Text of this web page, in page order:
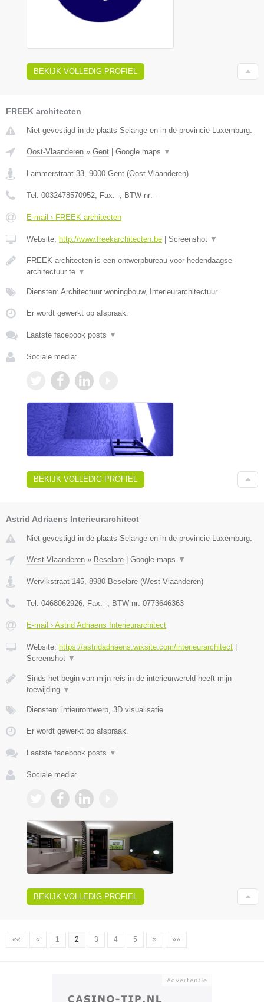
BEKIJK VOLLEDIG PROFIEL
FREEK architecten
Niet gevestigd in de plaats Selange en in de provincie Luxemburg.
Oost-Vlaanderen » Gent Google maps ▼
Lammerstraat 33, 9000 Gent (Oost-Vlaanderen)
Tel: 0032478570952, Fax: -, BTW-nr: -
E-mail › FREEK architecten
Website: http://www.freekarchitecten.be Screenshot ▼
FREEK architecten is een ontwerpbureau voor hedendaagse
architectuur te ▼
Diensten: Architectuur woningbouw, Interieurarchitectuur
Er wordt gewerkt op afspraak.
Laatste facebook posts ▼
Sociale media:
BEKIJK VOLLEDIG PROFIEL
Astrid Adriaens Interieurarchitect
Niet gevestigd in de plaats Selange en in de provincie Luxemburg.
West-Vlaanderen » Beselare Google maps ▼
Wervikstraat 145, 8980 Beselare (West-Vlaanderen)
Tel: 0468062926, Fax: -, BTW-nr: 0773646363
E-mail › Astrid Adriaens Interieurarchitect
Website: https://astridadriaens.wixsite.com/interieurarchitect
Screenshot ▼
Sinds het begin van mijn reis in de interieurwereld heeft mijn
toewijding ▼
Diensten: intieurontwerp, 3D visualisatie
Er wordt gewerkt op afspraak.
Laatste facebook posts ▼
Sociale media:
BEKIJK VOLLEDIG PROFIEL
«« « 1 2 3 4 5 » »»